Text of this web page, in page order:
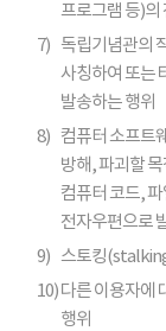
프로그램 등)의
7) 독립기념관의
사칭하여 또는
발송하는 행위
8) 컴퓨터 소프트
방해, 파괴할
컴퓨터 코드,
전자우편으로
9) 스토킹
10)다른 이용자에
행위